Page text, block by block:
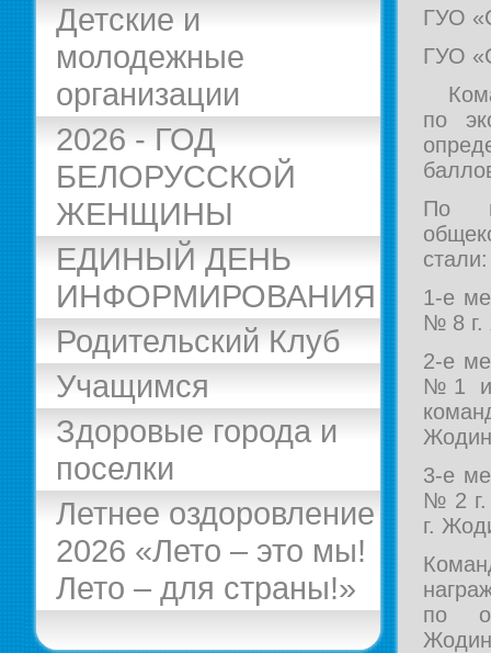
Детские и
молодежные
организации
2026 - ГОД
БЕЛОРУССКОЙ
ЖЕНЩИНЫ
ЕДИНЫЙ ДЕНЬ
ИНФОРМИРОВАНИЯ
Родительский Клуб
Учащимся
Здоровые города и
поселки
Летнее оздоровление
2026 «Лето – это мы!
Лето – для страны!»
ГУО
ГУО
по
По
стали:
1-е
№ 8 г.
2-е
№1
3-е
№ 2
г.
по